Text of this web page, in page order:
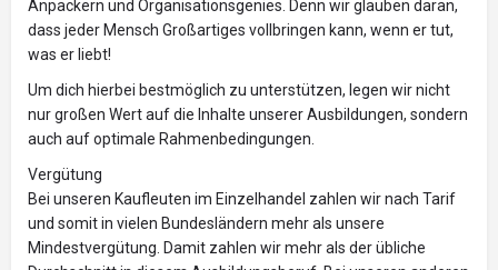
Anpackern und Organisationsgenies. Denn wir glauben daran,
dass jeder Mensch Großartiges vollbringen kann, wenn er tut,
was er liebt!
Um dich hierbei bestmöglich zu unterstützen, legen wir nicht
nur großen Wert auf die Inhalte unserer Ausbildungen, sondern
auch auf optimale Rahmenbedingungen.
Vergütung
Bei unseren Kaufleuten im Einzelhandel zahlen wir nach Tarif
und somit in vielen Bundesländern mehr als unsere
Mindestvergütung. Damit zahlen wir mehr als der übliche